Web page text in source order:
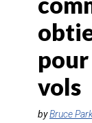
DESTINATIONS
AGENTS DE
FORMATION &
vols
byBruce